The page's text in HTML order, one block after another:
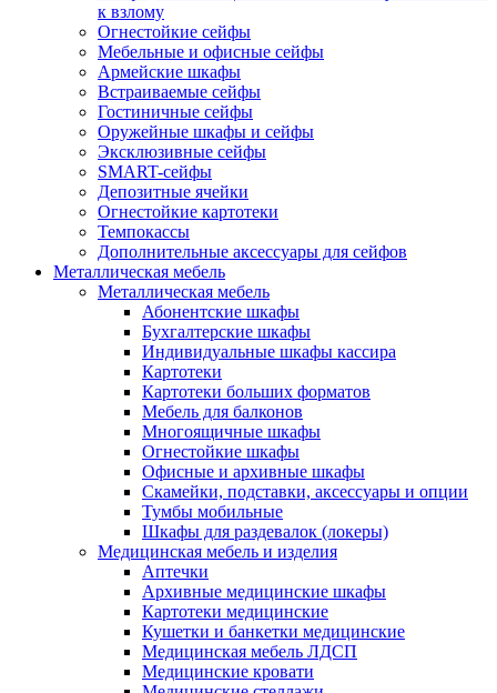
к взлому
Огнестойкие сейфы
Мебельные и офисные сейфы
Армейские шкафы
Встраиваемые сейфы
Гостиничные сейфы
Оружейные шкафы и сейфы
Эксклюзивные сейфы
SMART-сейфы
Депозитные ячейки
Огнестойкие картотеки
Темпокассы
Дополнительные аксессуары для сейфов
Металлическая мебель
Металлическая мебель
Абонентские шкафы
Бухгалтерские шкафы
Индивидуальные шкафы кассира
Картотеки
Картотеки больших форматов
Мебель для балконов
Многоящичные шкафы
Огнестойкие шкафы
Офисные и архивные шкафы
Скамейки, подставки, аксессуары и опции
Тумбы мобильные
Шкафы для раздевалок (локеры)
Медицинская мебель и изделия
Аптечки
Архивные медицинские шкафы
Картотеки медицинские
Кушетки и банкетки медицинские
Медицинская мебель ЛДСП
Медицинские кровати